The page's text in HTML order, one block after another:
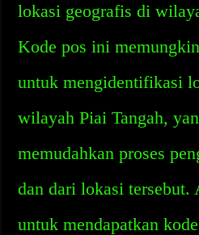
lokasi geografis di
Kode pos ini
untuk mengidentifikasi
wilayah Piai Tangah,
memudahkan proses
dan dari lokasi tersebut.
untuk mendapatkan